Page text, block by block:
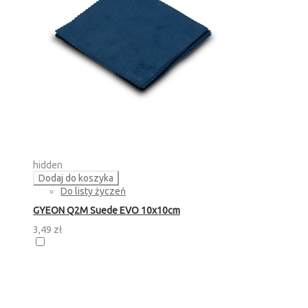
hidden
Dodaj do koszyka
Do listy życzeń
GYEON Q2M Suede EVO 10x10cm
3,49 zł